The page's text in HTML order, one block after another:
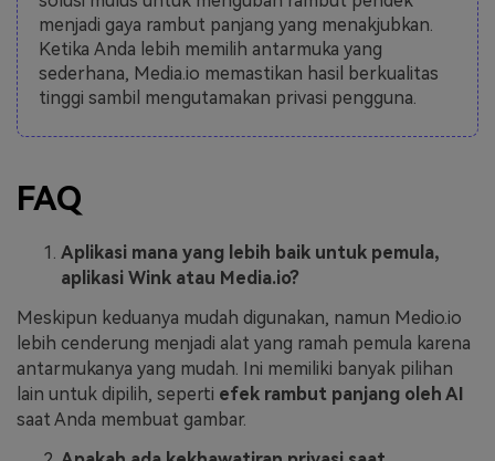
menjadi gaya rambut panjang yang menakjubkan.
Ketika Anda lebih memilih antarmuka yang
sederhana, Media.io memastikan hasil berkualitas
tinggi sambil mengutamakan privasi pengguna.
FAQ
Aplikasi mana yang lebih baik untuk pemula,
aplikasi Wink atau Media.io?
Meskipun keduanya mudah digunakan, namun Medio.io
lebih cenderung menjadi alat yang ramah pemula karena
antarmukanya yang mudah. Ini memiliki banyak pilihan
lain untuk dipilih, seperti efek rambut panjang oleh AI
saat Anda membuat gambar.